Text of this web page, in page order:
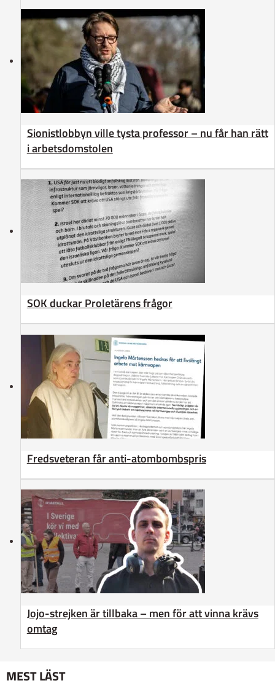
Sionistlobbyn ville tysta professor – nu får han rätt
i arbetsdomstolen
SOK duckar Proletärens frågor
Fredsveteran får anti-atombombspris
Jojo-strejken är tillbaka – men för att vinna krävs
omtag
MEST LÄST